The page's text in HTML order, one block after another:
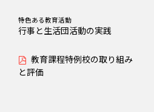
特色ある教育活動
行事と生活団活動の実践
教育課程特例校の取り組み
と評価